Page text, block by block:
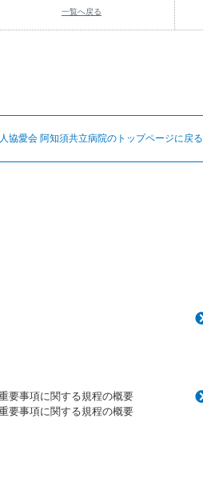
一覧へ戻る
協愛会 阿知須共立病院のトップページに戻る
要事項に関する規程の概要
要事項に関する規程の概要